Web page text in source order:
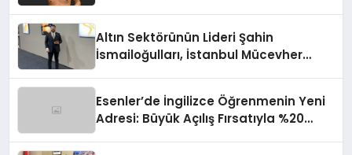
Altın Sektörünün Lideri Şahin
İsmailoğulları, İstanbul Mücevher
Esenler’de İngilizce Öğrenmenin Yeni
Adresi: Büyük Açılış Fırsatıyla %20